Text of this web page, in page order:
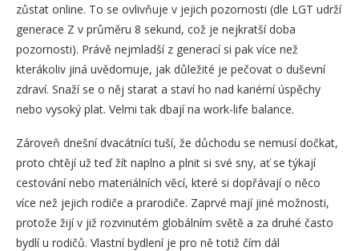
zůstat online. To se ovlivňuje v jejich pozornosti (dle LGT udrží
generace Z v průměru 8 sekund, což je nejkratší doba
pozornosti). Právě nejmladší z generací si pak více než
kterákoliv jiná uvědomuje, jak důležité je pečovat o duševní
zdraví. Snaží se o něj starat a staví ho nad kariérní úspěchy
nebo vysoký plat. Velmi tak dbají na work-life balance.
Zároveň dnešní dvacátníci tuší, že důchodu se nemusí dočkat,
proto chtějí už teď žít naplno a plnit si své sny, ať se týkají
cestování nebo materiálních věcí, které si dopřávají o něco
více než jejich rodiče a prarodiče. Zaprvé mají jiné možnosti,
protože žijí v již rozvinutém globálním světě a za druhé často
bydlí u rodičů. Vlastní bydlení je pro ně totiž čím dál